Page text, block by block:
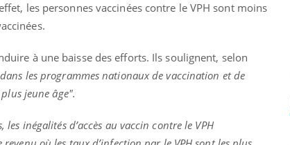
les personnes vaccinées contre le VPH sont moins
à une baisse des efforts. Ils soulignent, selon
les programmes nationaux de vaccination et de
jeune âge".
inégalités d’accès au vaccin contre le VPH